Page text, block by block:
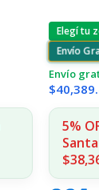
Elegí tu
Envío
Envío
$
5%